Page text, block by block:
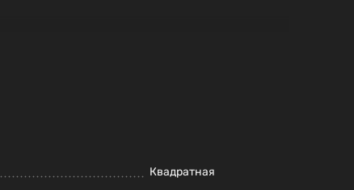
Квадратная